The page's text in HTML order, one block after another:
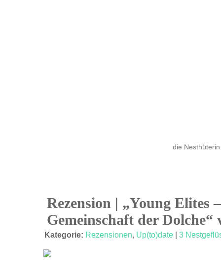
die Nesthüterin
Rezension | „Young Elites
Gemeinschaft der
Kategorie: Rezensionen, Up(to)date 3